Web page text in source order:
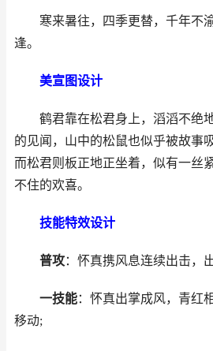
寒来暑往，四季更替，千年不
逢。
美宣图设计
鹤君靠在松君身上，滔滔不绝
的见闻，山中的松鼠也似乎被故事
而松君则板正地正坐着，似有一丝
不住的欢喜。
技能特效设计
普攻：怀真携风息连续出击，
一技能：怀真出掌成风，青红
移动;